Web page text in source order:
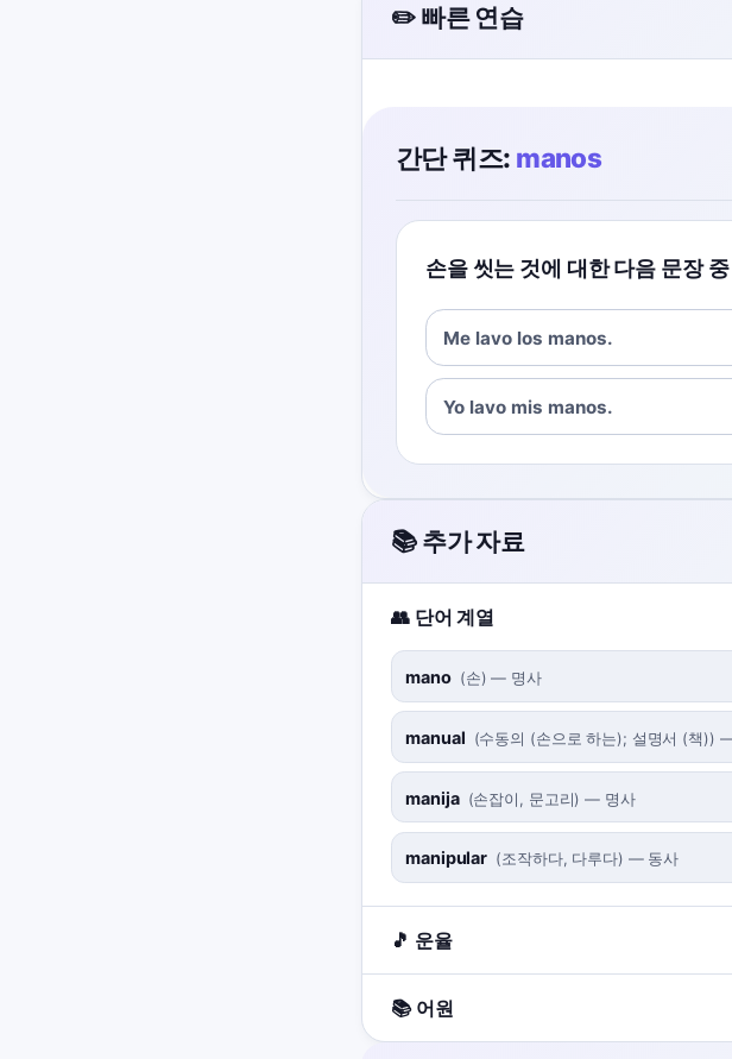
✏️ 빠른 연습
간단 퀴즈: manos
손을 씻는 것에 대한 다음 문장
Me lavo los manos.
Yo lavo mis manos.
📚 추가 자료
👥 단어 계열
mano (손) — 명사
manual (수동의 (손으로 하는); 설명서 (책))
manija (손잡이, 문고리) — 명사
manipular (조작하다, 다루다) — 동사
🎵 운율
📚 어원